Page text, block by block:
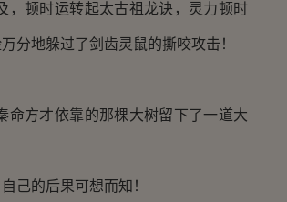
顿时运转起太古祖龙诀，灵力顿时
分地躲过了剑齿灵鼠的撕咬攻击！
方才依靠的那棵大树留下了一道大
的后果可想而知！